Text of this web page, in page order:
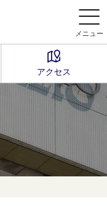
メニュー
アクセス